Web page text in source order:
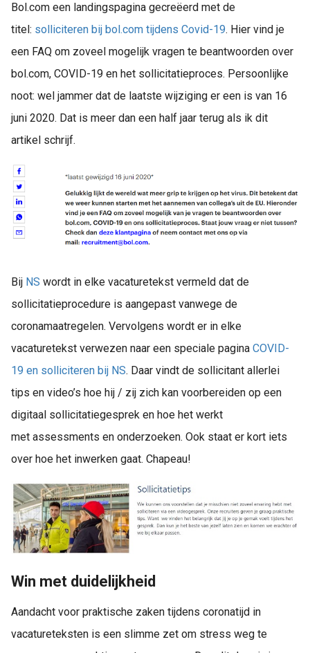
Bol.com een landingspagina gecreëerd met de
titel: solliciteren bij bol.com tijdens Covid-19. Hier vind je
een FAQ om zoveel mogelijk vragen te beantwoorden over
bol.com, COVID-19 en het sollicitatieproces. Persoonlijke
noot: wel jammer dat de laatste wijziging er een is van 16
juni 2020. Dat is meer dan een half jaar terug als ik dit
artikel schrijf.
Bij NS wordt in elke vacaturetekst vermeld dat de
sollicitatieprocedure is aangepast vanwege de
coronamaatregelen. Vervolgens wordt er in elke
vacaturetekst verwezen naar een speciale pagina COVID-
19 en solliciteren bij NS. Daar vindt de sollicitant allerlei
tips en video’s hoe hij / zij zich kan voorbereiden op een
digitaal sollicitatiegesprek en hoe het werkt
met assessments en onderzoeken. Ook staat er kort iets
over hoe het inwerken gaat. Chapeau!
Win met duidelijkheid
Aandacht voor praktische zaken tijdens coronatijd in
vacatureteksten is een slimme zet om stress weg te